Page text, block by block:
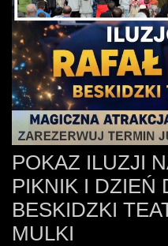
POKAZ ILUZJI
PIKNIK I DZIEŃ
BESKIDZKI
MULKI